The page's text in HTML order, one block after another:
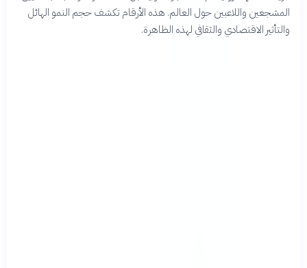
المشجعين واللاعبين حول العالم. هذه الأرقام تكشف حجم النمو الهائل
والتأثير الاقتصادي والثقافي لهذه الظاهرة.